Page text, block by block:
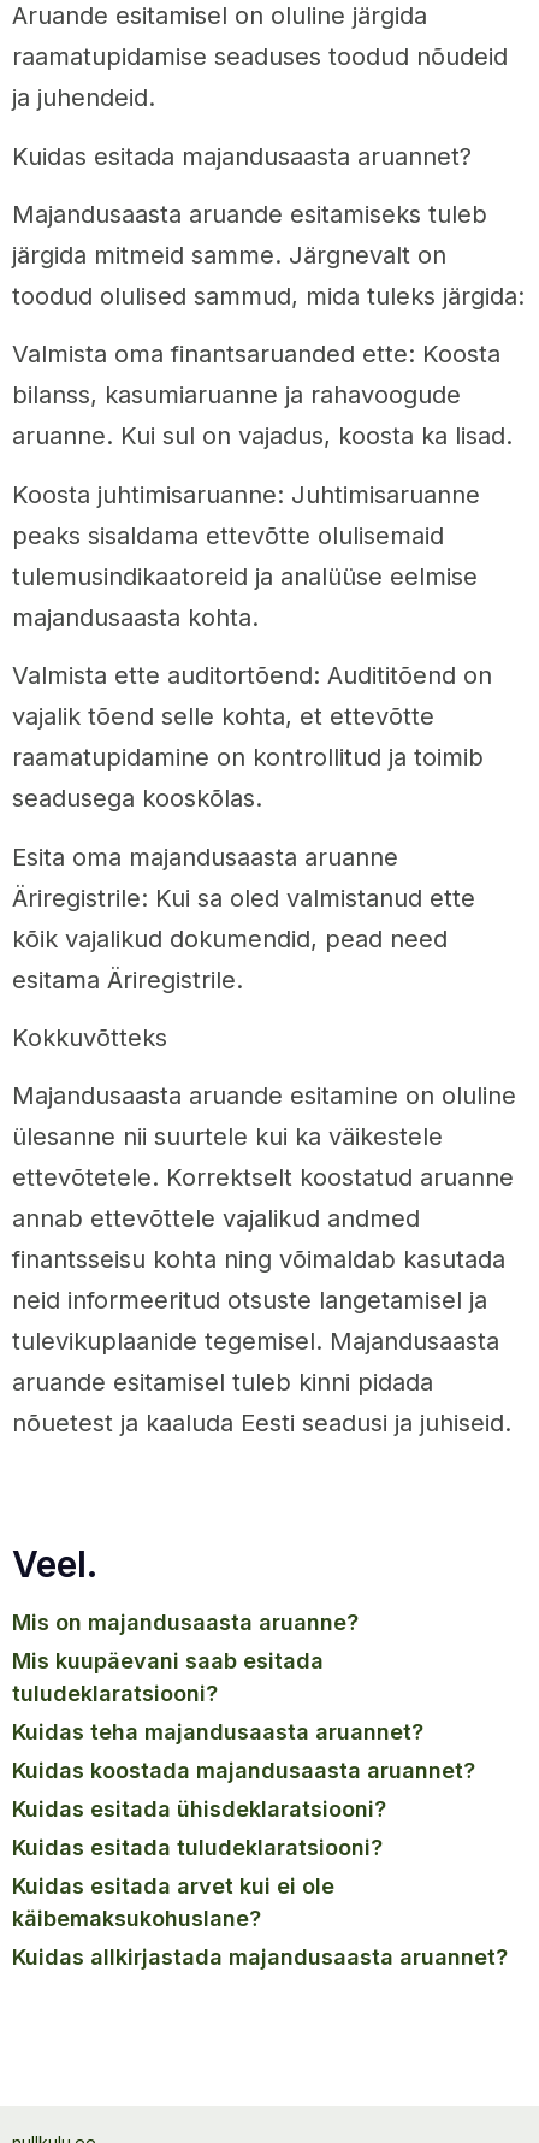
Aruande esitamisel on oluline järgida
raamatupidamise seaduses toodud nõudeid
ja juhendeid.
Kuidas esitada majandusaasta aruannet?
Majandusaasta aruande esitamiseks tuleb
järgida mitmeid samme. Järgnevalt on
toodud olulised sammud, mida tuleks järgida:
Valmista oma finantsaruanded ette: Koosta
bilanss, kasumiaruanne ja rahavoogude
aruanne. Kui sul on vajadus, koosta ka lisad.
Koosta juhtimisaruanne: Juhtimisaruanne
peaks sisaldama ettevõtte olulisemaid
tulemusindikaatoreid ja analüüse eelmise
majandusaasta kohta.
Valmista ette auditortõend: Audititõend on
vajalik tõend selle kohta, et ettevõtte
raamatupidamine on kontrollitud ja toimib
seadusega kooskõlas.
Esita oma majandusaasta aruanne
Äriregistrile: Kui sa oled valmistanud ette
kõik vajalikud dokumendid, pead need
esitama Äriregistrile.
Kokkuvõtteks
Majandusaasta aruande esitamine on oluline
ülesanne nii suurtele kui ka väikestele
ettevõtetele. Korrektselt koostatud aruanne
annab ettevõttele vajalikud andmed
finantsseisu kohta ning võimaldab kasutada
neid informeeritud otsuste langetamisel ja
tulevikuplaanide tegemisel. Majandusaasta
aruande esitamisel tuleb kinni pidada
nõuetest ja kaaluda Eesti seadusi ja juhiseid.
Veel.
mis on majandusaasta aruanne?
mis kuupäevani saab esitada
tuludeklaratsiooni?
kuidas teha majandusaasta aruannet?
kuidas koostada majandusaasta aruannet?
kuidas esitada ühisdeklaratsiooni?
kuidas esitada tuludeklaratsiooni?
kuidas esitada arvet kui ei ole
käibemaksukohuslane?
kuidas allkirjastada majandusaasta aruannet?